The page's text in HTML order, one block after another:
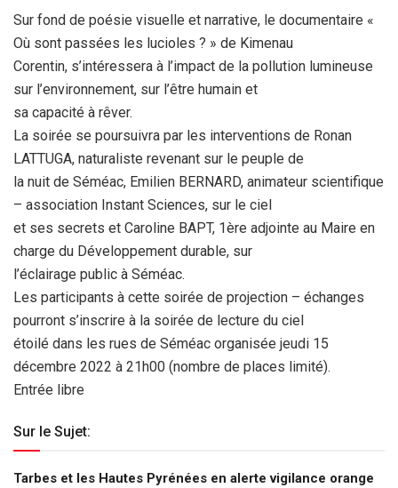
Sur fond de poésie visuelle et narrative, le documentaire «
Où sont passées les lucioles ? » de Kimenau
Corentin, s’intéressera à l’impact de la pollution lumineuse
sur l’environnement, sur l’être humain et
sa capacité à rêver.
La soirée se poursuivra par les interventions de Ronan
LATTUGA, naturaliste revenant sur le peuple de
la nuit de Séméac, Emilien BERNARD, animateur scientifique
– association Instant Sciences, sur le ciel
et ses secrets et Caroline BAPT, 1ère adjointe au Maire en
charge du Développement durable, sur
l’éclairage public à Séméac.
Les participants à cette soirée de projection – échanges
pourront s’inscrire à la soirée de lecture du ciel
étoilé dans les rues de Séméac organisée jeudi 15
décembre 2022 à 21h00 (nombre de places limité).
Entrée libre
Sur le Sujet:
Tarbes et les Hautes Pyrénées en alerte vigilance orange